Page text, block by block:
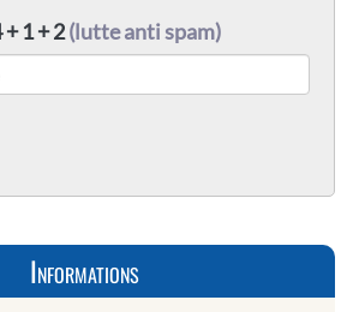
1 + 2(lutte anti spam)
Informations